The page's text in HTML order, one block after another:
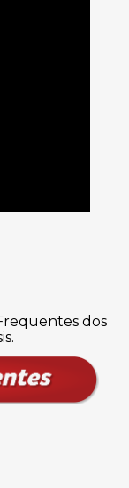
dos